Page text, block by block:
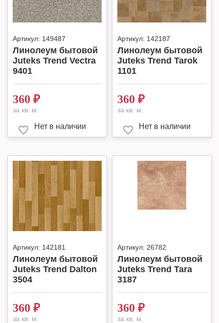
Артикул: 149487
Линолеум бытовой
Juteks Trend Vectra
9401
360 ₽
за кв. м.
Нет в наличии
Артикул: 142187
Линолеум бытовой
Juteks Trend Tarok
1101
360 ₽
за кв. м.
Нет в наличии
Артикул: 142181
Линолеум бытовой
Juteks Trend Dalton
3504
360 ₽
за кв. м.
Артикул: 26782
Линолеум бытовой
Juteks Trend Tara
3187
360 ₽
за кв. м.